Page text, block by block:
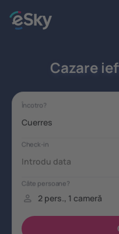
Cazare